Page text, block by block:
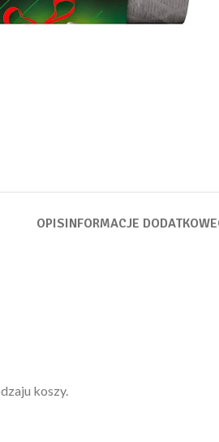
OPISINFORMACJE DODATKOWE
koszy.